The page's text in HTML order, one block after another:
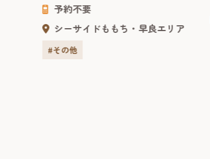
予約不要
シーサイドももち・早良エリア
#その他